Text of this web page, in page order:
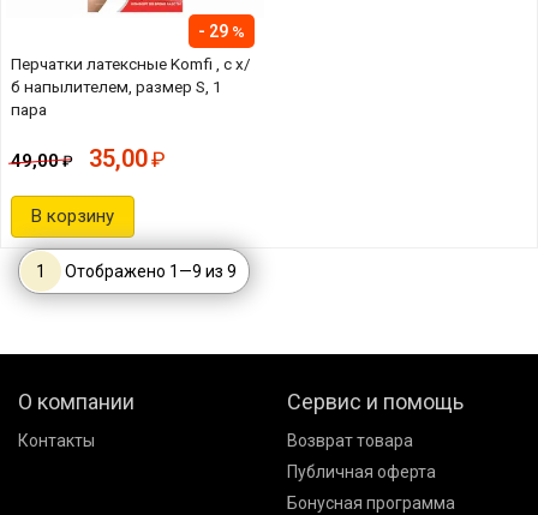
Перчатки латексные Komfi , с х/
б напылителем, размер S, 1
пара
29
49,00 35,00
В корзину
1 Отображено 1 —9 из 9
О компании
Контакты
Сервис и помощь
Возврат товара
Публичная оферта
Бонусная программа